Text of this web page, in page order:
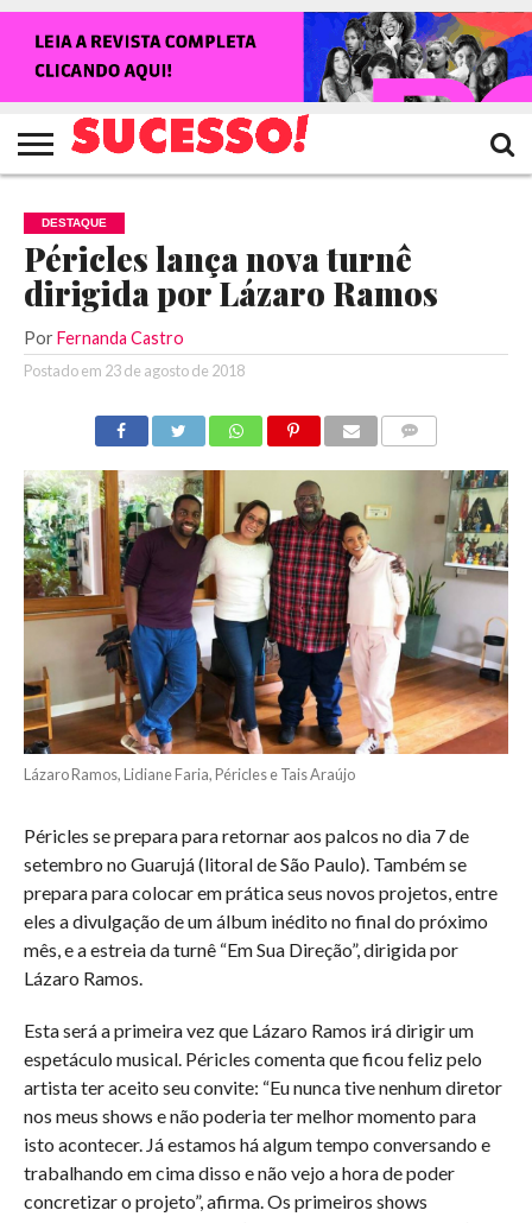
NOTÍCIAS
SHOWS
ENTREVISTAS
CLIQUES
RANKING
CROWLEY
TV
SUCESSO!
REVISTA
SUCESSO!
DESTAQUE
Péricles lança nova turnê
dirigida por Lázaro Ramos
Por Fernanda Castro
Postado em 23 de agosto de 2018
Lázaro Ramos, Lidiane Faria, Péricles e Tais Araújo
Péricles se prepara para retornar aos palcos no dia 7 de
setembro no Guarujá (litoral de São Paulo). Também se
prepara para colocar em prática seus novos projetos, entre
eles a divulgação de um álbum inédito no final do próximo
mês, e a estreia da turnê “Em Sua Direção”, dirigida por
Lázaro Ramos.
Esta será a primeira vez que Lázaro Ramos irá dirigir um
espetáculo musical. Péricles comenta que ficou feliz pelo
artista ter aceito seu convite: “Eu nunca tive nenhum diretor
nos meus shows e não poderia ter melhor momento para
isto acontecer. Já estamos há algum tempo conversando e
trabalhando em cima disso e não vejo a hora de poder
concretizar o projeto”, afirma. Os primeiros shows